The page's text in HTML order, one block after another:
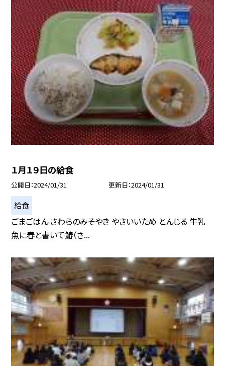
１月１９日の給食
公開日 2024/01/31 更新日 2024/01/31
給食
ごまごはん さわらのみそやき やさいいため とんじる 牛乳
魚に春と書いて鰆（さ...